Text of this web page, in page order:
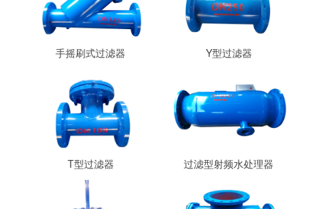
手摇刷式过滤器 Y型过滤器
T型过滤器 过滤型射频水处理器